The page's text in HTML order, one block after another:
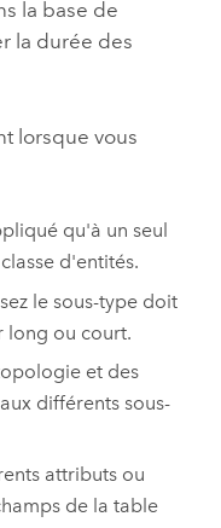
la base de
la durée des
lorsque vous
qu'à un seul
d'entités.
le sous-type doit
long ou court.
et des
différents sous-
attributs ou
de la table